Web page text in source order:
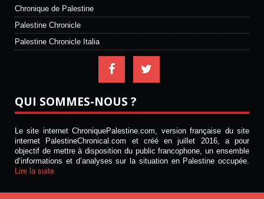
Chronique de Palestine
Palestine Chronicle
Palestine Chronicle Italia
QUI SOMMES-NOUS ?
Le site internet ChroniquePalestine.com, version française du site
internet PalestineChronical.com et créé en juillet 2016, a pour
objectif de mettre à disposition du public francophone, un ensemble
d’informations et d’analyses sur la situation en Palestine occupée.
Lire la suite